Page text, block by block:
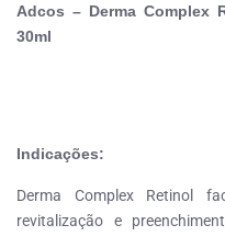
Adcos – Derma Complex
30ml
Indicações:
Derma Complex Retinol
revitalização e